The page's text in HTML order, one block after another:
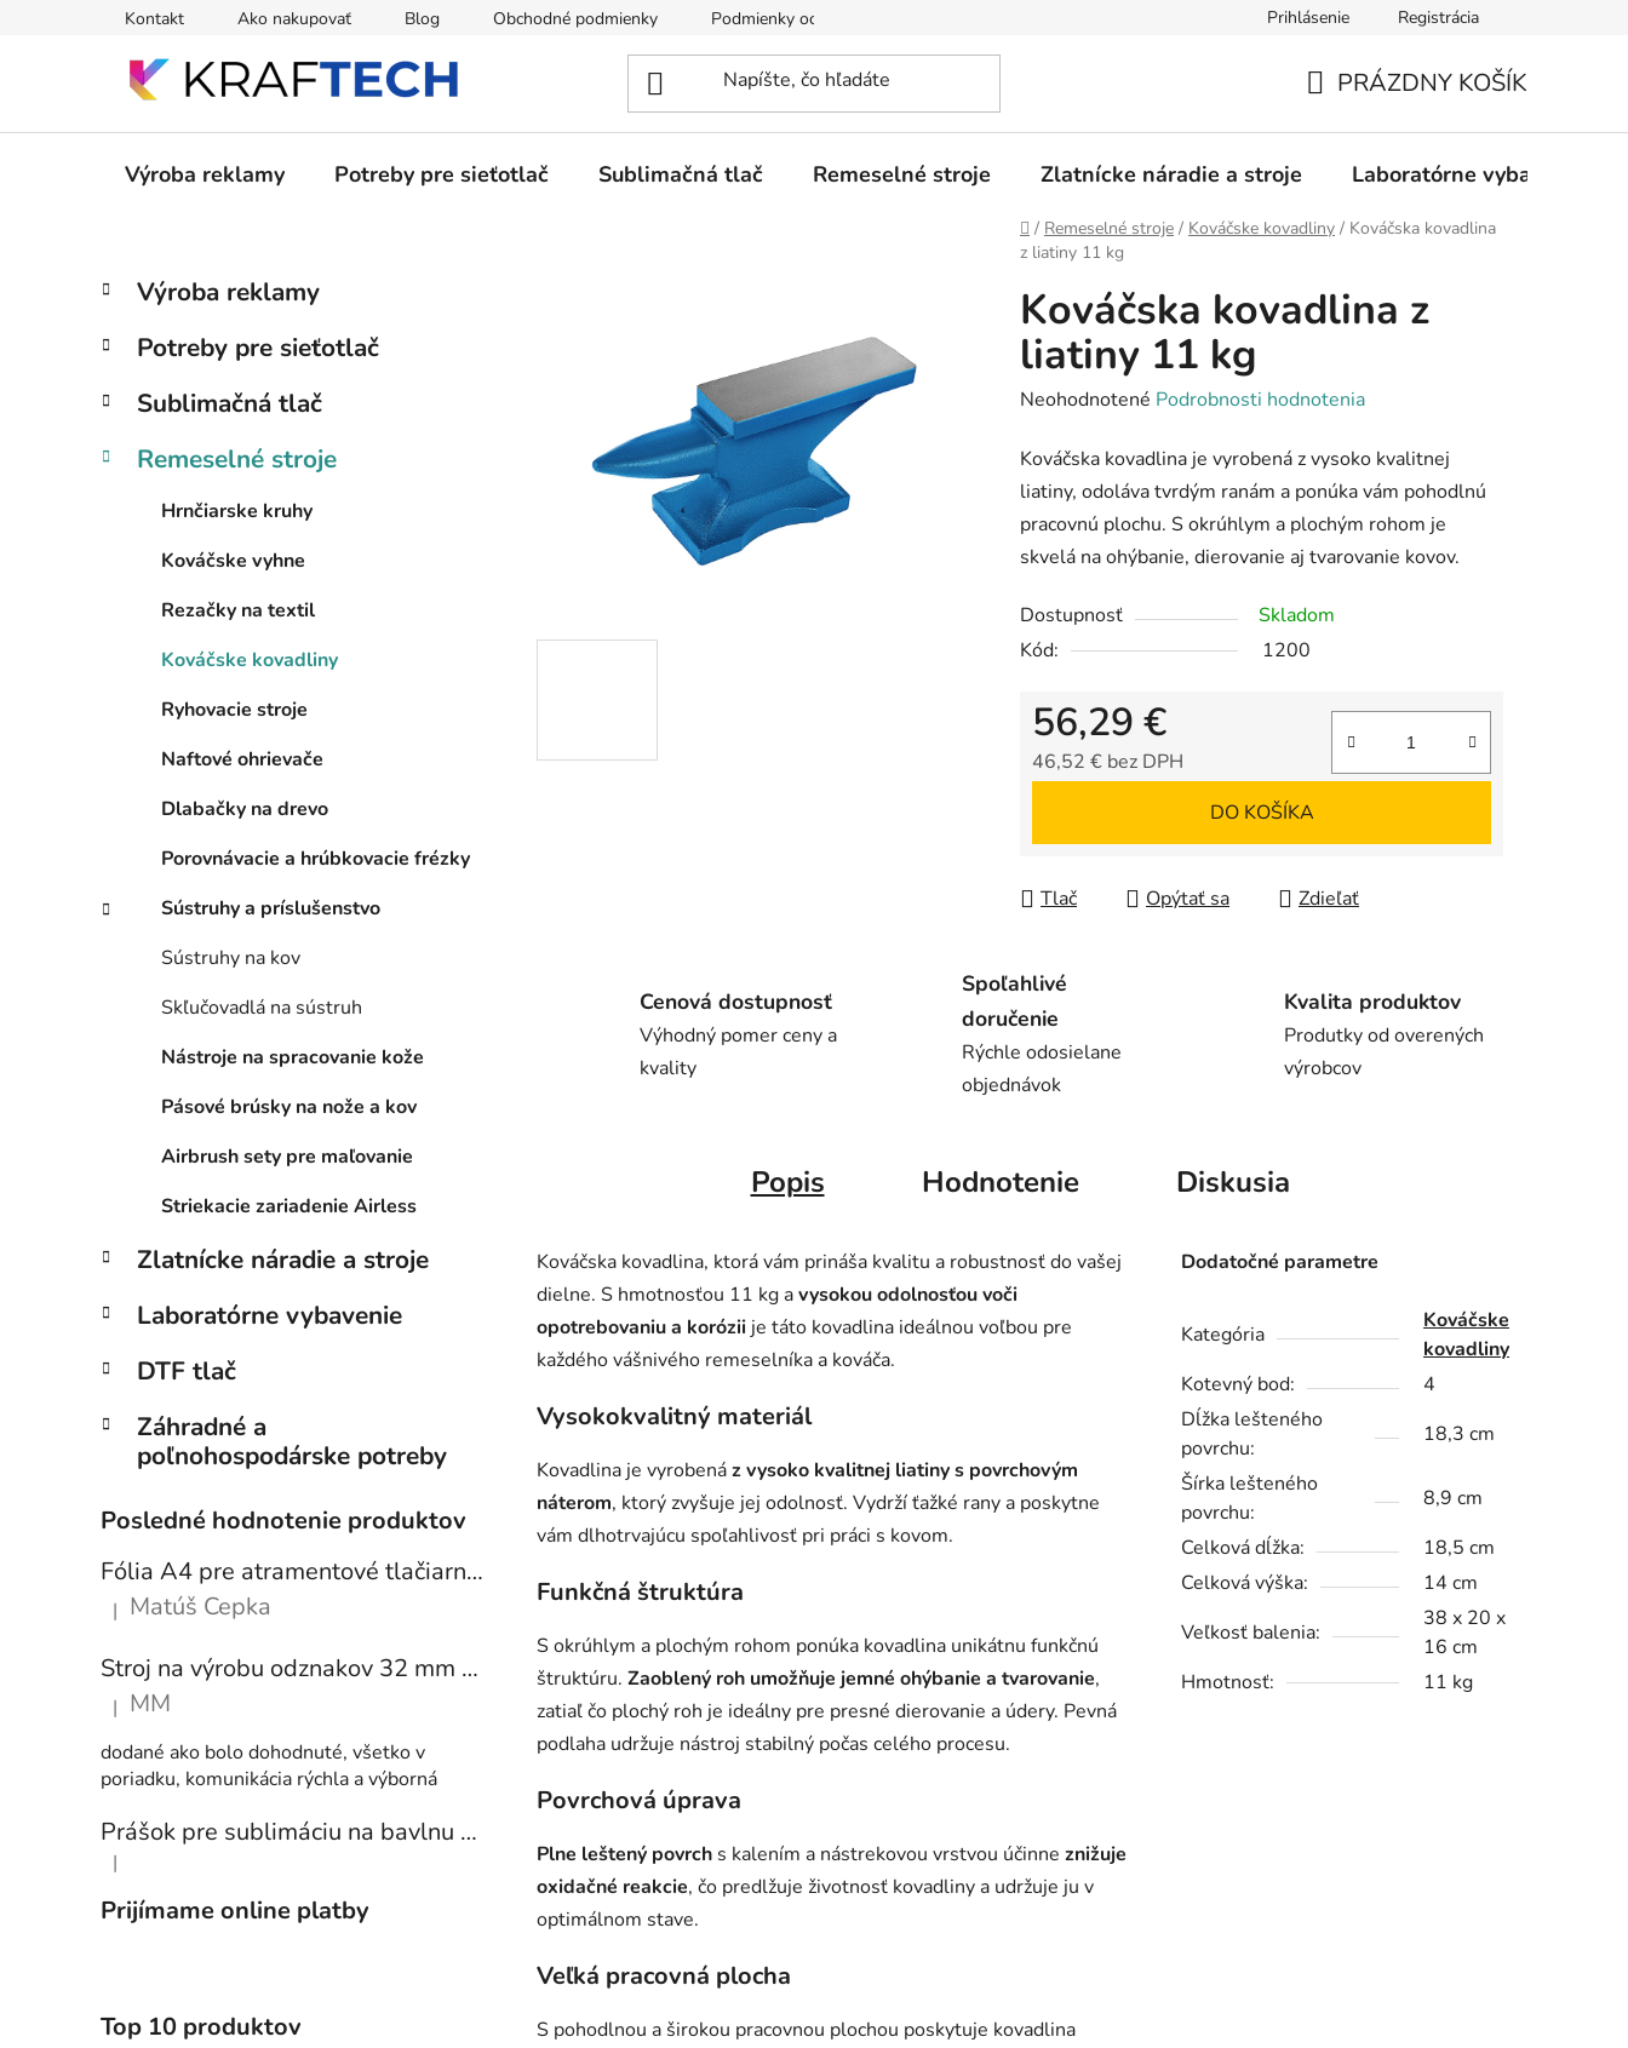
Kontakt Ako nakupovať Blog Obchodné podmienky Podmienky ochrany osobných údajov Prihlásenie Registrácia
KOŠÍK
PRÁZDNY KOŠÍK
Výroba reklamy Potreby pre sieťotlač Sublimačná tlač Remeselné stroje Zlatnícke náradie a stroje Laboratórne vybavenie
Domov
/ Remeselné stroje / Kováčske kovadliny / Kováčska kovadlina
z liatiny 11 kg
B
č
ý
a
Preskočiť
kategórie
K
a
e
ó
i
Výroba reklamy
Potreby pre sieťotlač
Sublimačná tlač
Remeselné stroje
Hrnčiarske kruhy
Kováčske vyhne
Rezačky na textil
Kováčske kovadliny
Ryhovacie stroje
Naftové ohrievače
Dlabačky na drevo
Porovnávacie a hrúbkovacie frézky
Sústruhy a príslušenstvo
Sústruhy na kov
Skľučovadlá na sústruh
Nástroje na spracovanie kože
Pásové brúsky na nože a kov
Airbrush sety pre maľovanie
Striekacie zariadenie Airless
Zlatnícke náradie a stroje
Laboratórne vybavenie
DTF tlač
Záhradné a
poľnohospodárske potreby
Posledné hodnotenie produktov
Fólia A4 pre atramentové tlačiarne - sada 10 ks
Hodnotenie produktu je 5 z 5 hviezdičiek.
| Matúš Cepka
Stroj na výrobu odznakov 32 mm a 58 mm + 250 ks odznakov
Hodnotenie produktu je 5 z 5 hviezdičiek.
| MM
dodané ako bolo dohodnuté, všetko v
poriadku, komunikácia rýchla a výborná
Prášok pre sublimáciu na bavlnu 1 kg
Hodnotenie produktu je 5 z 5 hviezdičiek.
|
Prijímame online platby
Top 10 produktov
Kováčska kovadlina z
liatiny 11 kg
Priemerné
produktu
je
0,0
z
hviezdičiek.
Neohodnotené Podrobnosti hodnotenia
Kováčska kovadlina je vyrobená z vysoko kvalitnej
liatiny, odoláva tvrdým ranám a ponúka vám pohodlnú
pracovnú plochu. S okrúhlym a plochým rohom je
skvelá na ohýbanie, dierovanie aj tvarovanie kovov.
Dostupnosť
Skladom
Kód:
1200
56,29 €
46,52 € bez DPH
DO KOŠÍKA
Tlač Opýtať sa Zdieľať
Cenová dostupnosť
Výhodný pomer ceny a
kvality
Spoľahlivé
doručenie
Rýchle odosielane
objednávok
Kvalita produktov
Produtky od overených
výrobcov
Popis Hodnotenie Diskusia
Kováčska kovadlina, ktorá vám prináša kvalitu a robustnosť do vašej
dielne. S hmotnosťou 11 kg avysokou odolnosťou voči
opotrebovaniu a korózii je táto kovadlina ideálnou voľbou pre
každého vášnivého remeselníka a kováča.
Vysokokvalitný materiál
Kovadlina je vyrobenáz vysoko kvalitnej liatiny s povrchovým
náterom, ktorý zvyšuje jej odolnosť. Vydrží ťažké rany a poskytne
vám dlhotrvajúcu spoľahlivosť pri práci s kovom.
Funkčná štruktúra
S okrúhlym a plochým rohom ponúka kovadlina unikátnu funkčnú
štruktúru. Zaoblený roh umožňuje jemné ohýbanie a tvarovanie,
zatiaľ čo plochý roh je ideálny pre presné dierovanie a údery. Pevná
podlaha udržuje nástroj stabilný počas celého procesu.
Povrchová úprava
Plne leštený povrch s kalením a nástrekovou vrstvou účinne znižuje
oxidačné reakcie, čo predlžuje životnosť kovadliny a udržuje ju v
optimálnom stave.
Veľká pracovná plocha
S pohodlnou a širokou pracovnou plochou poskytuje kovadlina
Dodatočné parametre
Kategória
Kováčske
kovadliny
Kotevný bod:
4
Dĺžka lešteného
povrchu:
18,3 cm
Šírka lešteného
povrchu:
8,9 cm
Celková dĺžka:
18,5 cm
Celková výška:
14 cm
Veľkosť balenia:
38 x 20 x
16 cm
Hmotnosť:
11 kg